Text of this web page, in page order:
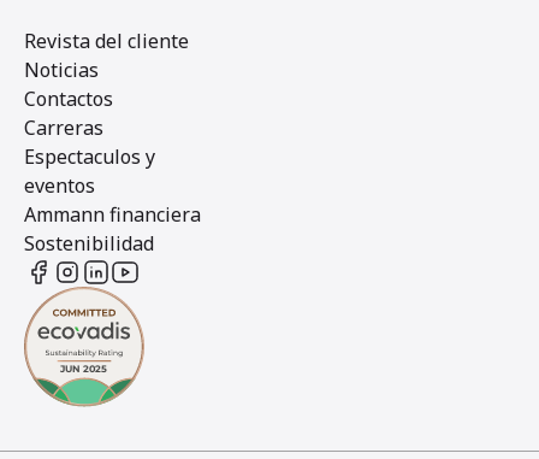
Revista del cliente
Noticias
Contactos
Carreras
Espectaculos y
eventos
Ammann financiera
Sostenibilidad